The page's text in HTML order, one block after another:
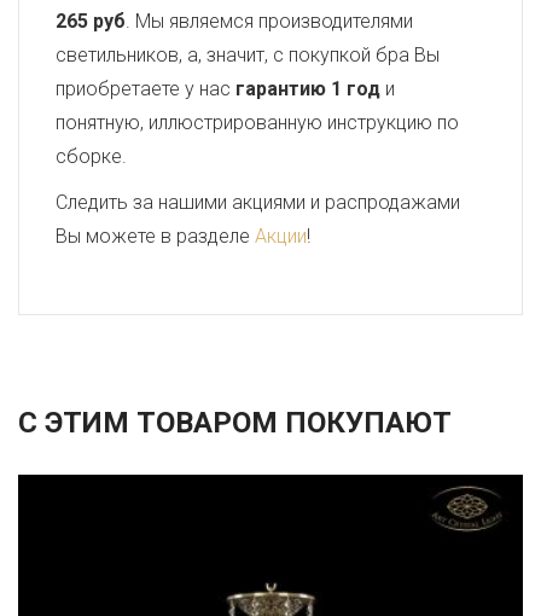
265 руб. Мы являемся производителями
светильников, а, значит, с покупкой бра Вы
приобретаете у нас гарантию 1 год и
понятную, иллюстрированную инструкцию по
сборке.
Следить за нашими акциями и распродажами
Вы можете в разделе Акции!
С ЭТИМ ТОВАРОМ ПОКУПАЮТ